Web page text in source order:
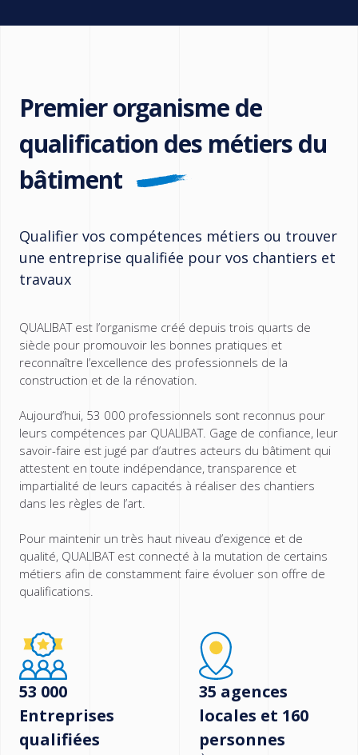
Premier organisme de
qualification des métiers du
bâtiment
Qualifier vos compétences métiers ou trouver
une entreprise qualifiée pour vos chantiers et
travaux
QUALIBAT est l’organisme créé depuis trois quarts de
siècle pour promouvoir les bonnes pratiques et
reconnaître l’excellence des professionnels de la
construction et de la rénovation.
Aujourd’hui, 53 000 professionnels sont reconnus pour
leurs compétences par QUALIBAT. Gage de confiance, leur
savoir-faire est jugé par d’autres acteurs du bâtiment qui
attestent en toute indépendance, transparence et
impartialité de leurs capacités à réaliser des chantiers
dans les règles de l’art.
Pour maintenir un très haut niveau d’exigence et de
qualité, QUALIBAT est connecté à la mutation de certains
métiers afin de constamment faire évoluer son offre de
qualifications.
53 000
Entreprises
qualifiées
35 agences
locales et 160
personnes